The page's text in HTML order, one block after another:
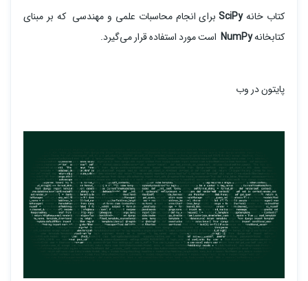
کتاب خانهSciPy برای انجام محاسبات علمی و مهندسی که بر مبنای
کتابخانهNumPy است مورد استفاده قرار می‌گیرد.
پایتون در وب